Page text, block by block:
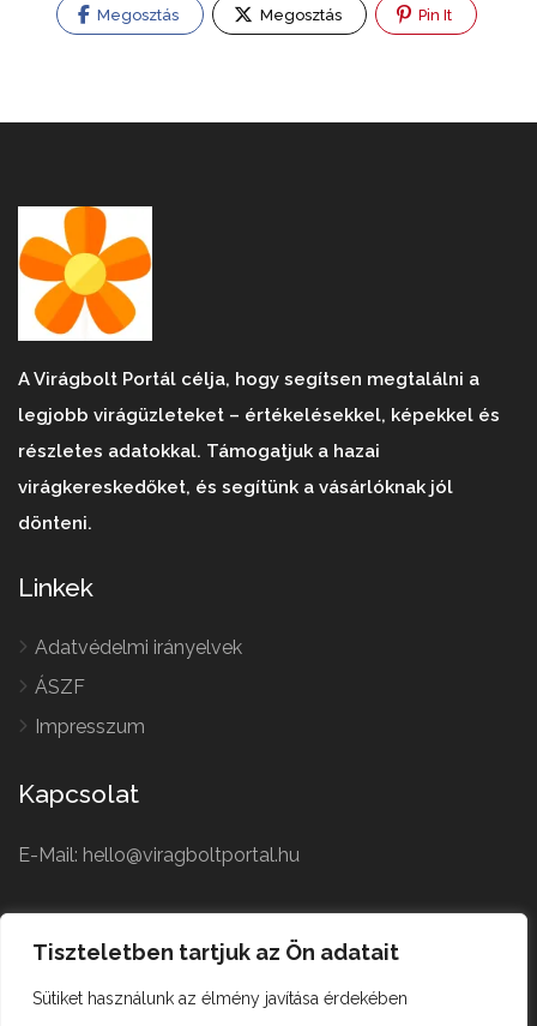
Tiszteletben tartjuk az Ön adatait
Sütiket használunk az élmény javítása érdekében
Megosztás Megosztás Pin It
A Virágbolt Portál célja, hogy segítsen megtalálni a
legjobb virágüzleteket – értékelésekkel, képekkel és
részletes adatokkal. Támogatjuk a hazai
virágkereskedőket, és segítünk a vásárlóknak jól
dönteni.
Linkek
Adatvédelmi irányelvek
ÁSZF
Impresszum
Kapcsolat
E-Mail: hello@viragboltportal.hu
German
Czech